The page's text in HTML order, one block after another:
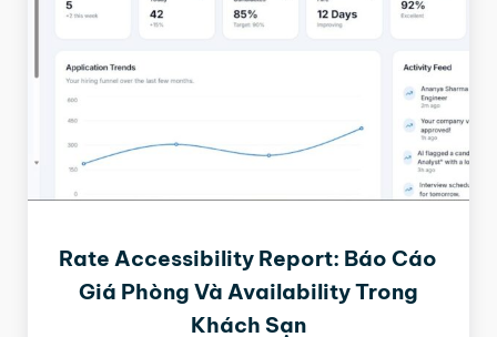
Rate Accessibility Report: Báo Cáo
Giá Phòng Và Availability Trong
Khách Sạn